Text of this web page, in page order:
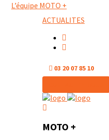
L’équipe MOTO +
ACTUALITES
03 20 07 85 10
MOTO +